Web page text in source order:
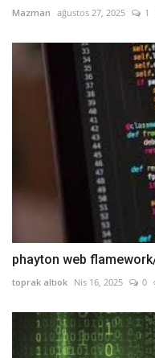
Mazman ağustos 27, 2025 1
phayton web
toprak altıok Nis 16, 2025 0